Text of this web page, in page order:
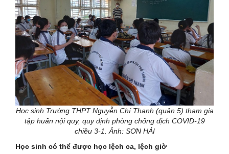
Học sinh Trường THPT Nguyễn Chí Thanh (quận 5) tham gia
tập huấn nội quy, quy định phòng chống dịch COVID-19
chiều 3-1. Ảnh: SƠN HẢI
Học sinh có thể được học lệch ca, lệch giờ